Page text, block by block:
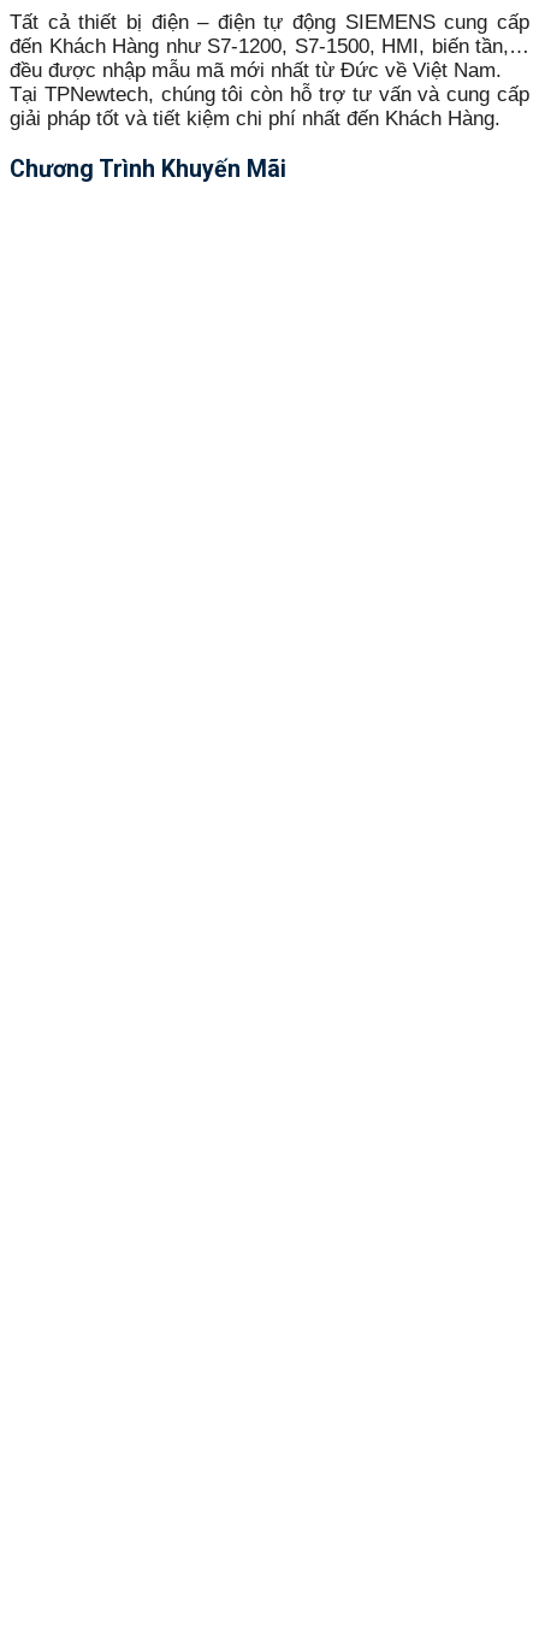
Tất cả thiết bị điện – điện tự động SIEMENS cung cấp
đến Khách Hàng như S7-1200, S7-1500, HMI, biến tần,…
đều được nhập mẫu mã mới nhất từ Đức về Việt Nam.
Tại TPNewtech, chúng tôi còn hỗ trợ tư vấn và cung cấp
giải pháp tốt và tiết kiệm chi phí nhất đến Khách Hàng.
Chương Trình Khuyến Mãi